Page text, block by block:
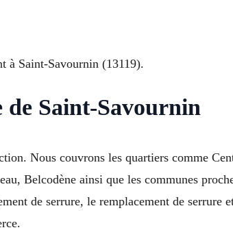
à Saint-Savournin (13119).
Saint-Savournin
Nous couvrons les quartiers comme
Belcodène ainsi que les communes
de serrure, le remplacement de serrure